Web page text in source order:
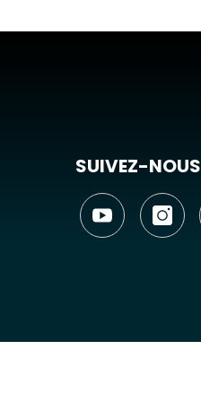
SUIVEZ-NOUS